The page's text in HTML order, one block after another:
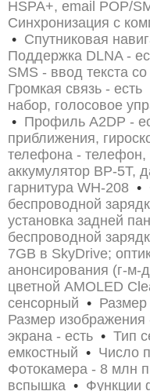
HSPA+, email POP/
Синхронизация с
• Спутниковая
Поддержка DLNA -
SMS - ввод текста
Громкая связь - есть
набор, голосовое
• Профиль A2DP -
приближения,
телефона - телефон,
аккумулятор BP-5T,
гарнитура WH-208 •
беспроводной
установка задней
беспроводной
7GB в SkyDrive;
анонсирования (г-
цветной AMOLED
сенсорный •
Размер
экрана - есть • Тип
емкостный • Число
Фотокамера - 8 млн
вспышка • Функции